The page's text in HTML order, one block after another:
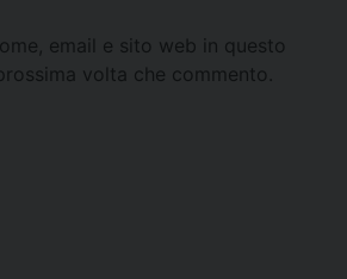
email e sito web in questo
volta che commento.